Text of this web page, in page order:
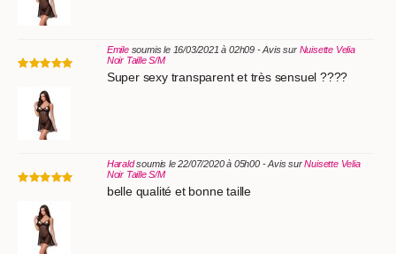
Emilesoumis le 16/03/2021 à 02h09 - Avis sur Nuisette Velia
Noir Taille S/M
Super sexy transparent et très sensuel ????
Haraldsoumis le 22/07/2020 à 05h00 - Avis surNuisette Velia
Noir Taille S/M
belle qualité et bonne taille